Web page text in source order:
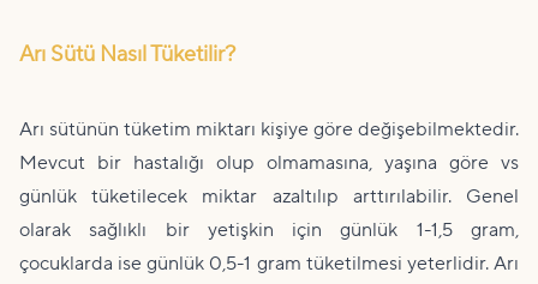
Arı Sütü Nasıl Tüketilir?
Arı sütünün tüketim miktarı kişiye göre değişebilmektedir.
Mevcut bir hastalığı olup olmamasına, yaşına göre vs
günlük tüketilecek miktar azaltılıp arttırılabilir. Genel
olarak sağlıklı bir yetişkin için günlük 1-1,5 gram,
çocuklarda ise günlük 0,5-1 gram tüketilmesi yeterlidir. Arı